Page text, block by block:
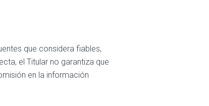
que considera fiables,
el Titular no garantiza que
en la información